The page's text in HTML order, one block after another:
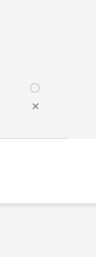
〇
✕